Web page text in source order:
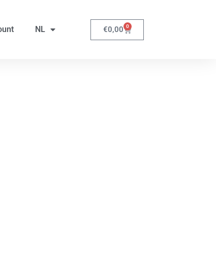
NL €0,00 0